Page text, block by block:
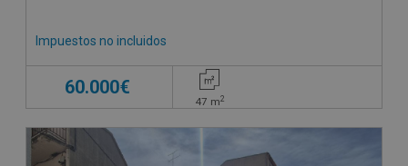
Impuestos no incluidos
60.000€
47 m2